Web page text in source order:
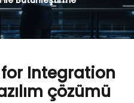
for Integration
çözümü